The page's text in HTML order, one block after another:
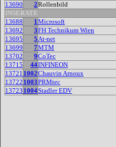
13690
2Rollenbild
INSERATE
13688
1Microsoft
13692
3FH Technikum Wien
13695
5At-net
13699
7MTM
13702
9CoTec
13715
44INFINEON
13721 1002Chauvin Arnoux
13722 1003PRMtec
13723 1004Stadler EDV